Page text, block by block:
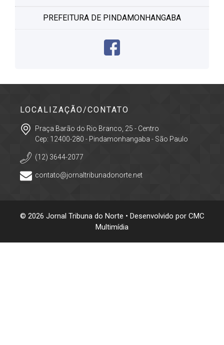
PREFEITURA DE PINDAMONHANGABA
LOCALIZAÇÃO/CONTATO
Praça Barão do Rio Branco, 25 - Centro
Cep: 12400-280 - Pindamonhangaba - São Paulo
(12) 3644-2077
contato@jornaltribunadonorte.net
© 2026 Jornal Tribuna do Norte • Desenvolvido por CMC
Multimídia